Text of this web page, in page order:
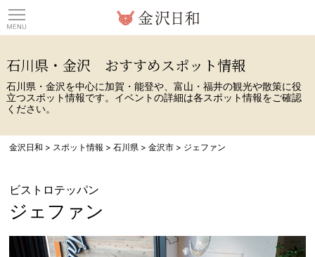
石川県・金沢 おすすめスポット情報
石川県・金沢を中心に加賀・能登や、富山・福井の観光や散策に役
立つスポット情報です。イベントの詳細は各スポット情報をご確認
ください。
金沢日和 > スポット情報 >石川県 >金沢市 > ジェファン
ビストロテッパン
ジェファン